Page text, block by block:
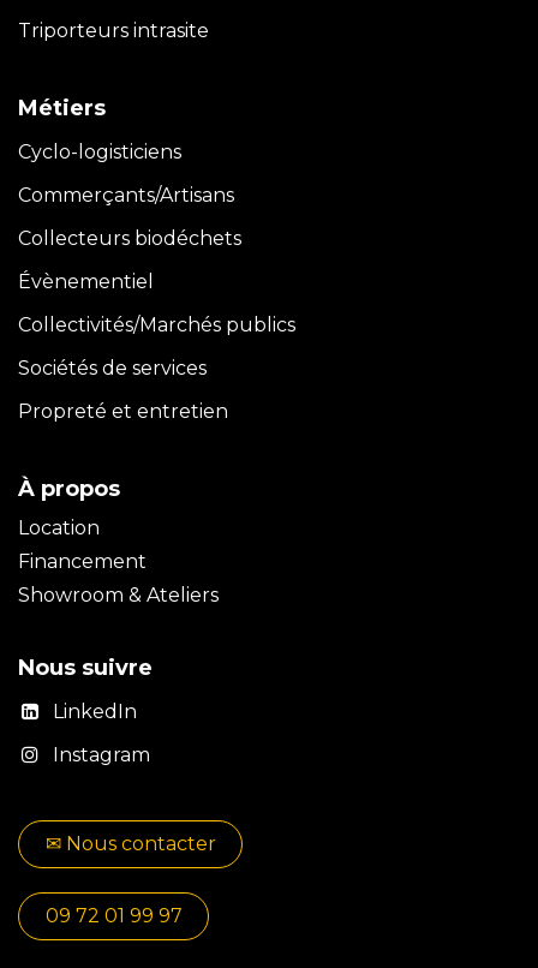
Triporteurs intrasite
Métiers
Cyclo-logisticiens
Commerçants/Artisans
Collecteurs biodéchets
Évènementiel
Collectivités/Marchés publics
Sociétés de services
Propreté et entretien
À propos
Location
Financement
Showroom & Ateliers
Nous suivre
LinkedIn
Instagram
✉​​ No​​​​us contacter
09 72 01 99 97